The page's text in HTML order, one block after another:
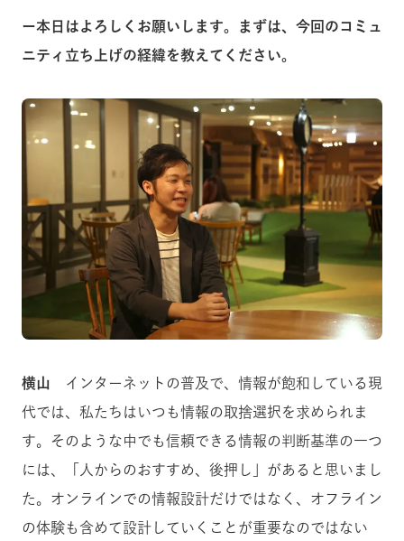
ー本日はよろしくお願いします。まずは、今回のコミュ
ニティ立ち上げの経緯を教えてください。
横山 インターネットの普及で、情報が飽和している現
代では、私たちはいつも情報の取捨選択を求められま
す。そのような中でも信頼できる情報の判断基準の一つ
には、「人からのおすすめ、後押し」があると思いまし
た。オンラインでの情報設計だけではなく、オフライン
の体験も含めて設計していくことが重要なのではない